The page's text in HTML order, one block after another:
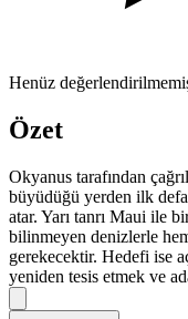
Henüz
Özet
Okyanus tarafından
büyüdüğü yerden ilk defa
atar. Yarı tanrı Maui ile
bilinmeyen denizlerle
gerekecektir. Hedefi ise
yeniden tesis etmek ve